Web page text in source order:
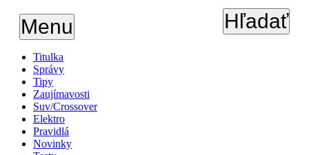
Menu Hľadať
Titulka
Správy
Tipy
Zaujímavosti
Suv/Crossover
Elektro
Pravidlá
Novinky